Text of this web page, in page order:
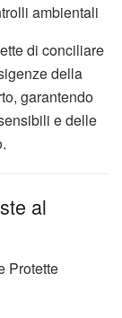
ambientali
di conciliare
della
garantendo
e delle
al
Protette